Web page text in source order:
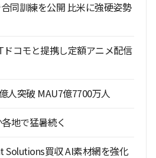
同訓練を公開 比米に強硬姿勢
ドコモと提携し定額アニメ配信
人突破 MAU7億7700万人
地で猛暑続く
Solutions買収 AI素材網を強化